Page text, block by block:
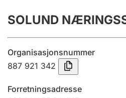
Årsregnskap
Innsending og
Tinglysing
SOLUND
Organisasjonsnummer
887 921 342
Forretningsadresse